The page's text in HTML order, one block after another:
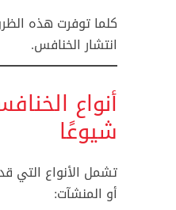
كلما توفرت هذه
انتشار الخنافس.
أنواع
شيوعًا
تشمل الأنواع التي
أو المنشآت: